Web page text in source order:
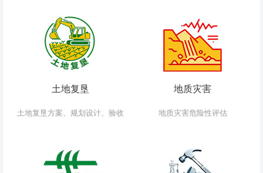
土地复垦
土地复垦方案、规划设计、验收
地质灾害
地质灾害危险性评估